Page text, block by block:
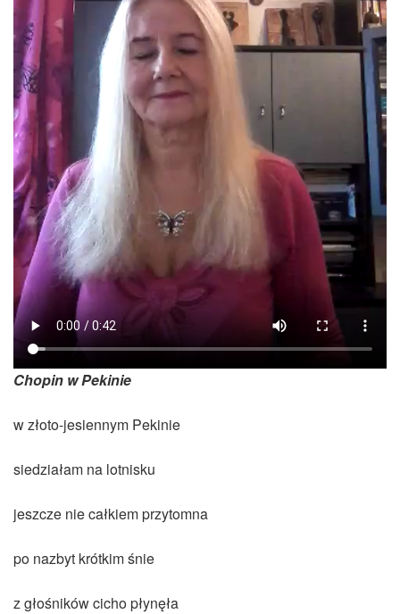
Chopin w Pekinie
w złoto-jesiennym Pekinie
siedziałam na lotnisku
jeszcze nie całkiem przytomna
po nazbyt krótkim śnie
z głośników cicho płynęła